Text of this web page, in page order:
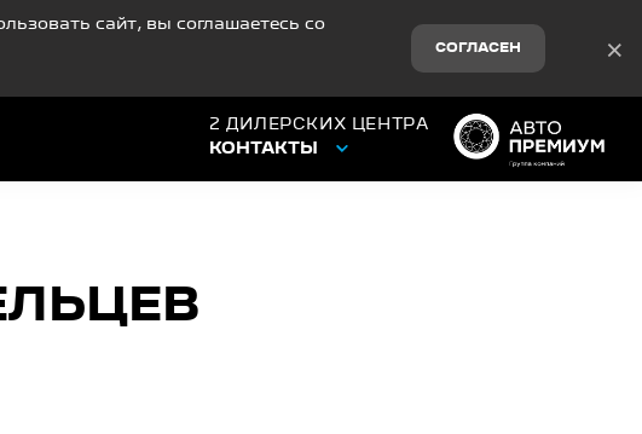
сайт, вы соглашаетесь со
СОГЛАСЕН ×
2 ДИЛЕРСКИХ ЦЕНТРА
КОНТАКТЫ